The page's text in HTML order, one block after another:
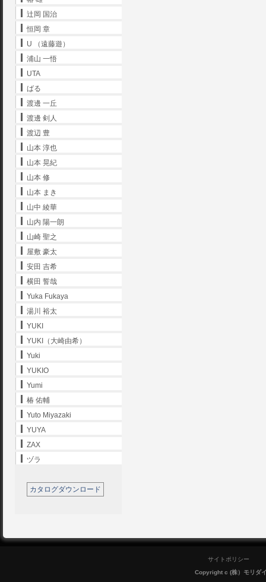
辻岡 国治
恒岡 章
U （遠藤遊）
浦山 一悟
UTA
ばる
渡邊 一丘
渡邊 剣人
渡辺 豊
山本 淳也
山本 晃紀
山本 修
山本 まき
山中 綾華
山内 陽一朗
山崎 聖之
屋敷 豪太
安田 吉希
横田 誓哉
Yuka Fukaya
湯川 裕太
YUKI
YUKI（大崎由希）
Yuki
YUKIO
Yumi
椿 佑輔
Yuto Miyazaki
YUYA
ZAX
ヅラ
カタログダウンロード
サイトポリシー
Copyright c (株）モリダ